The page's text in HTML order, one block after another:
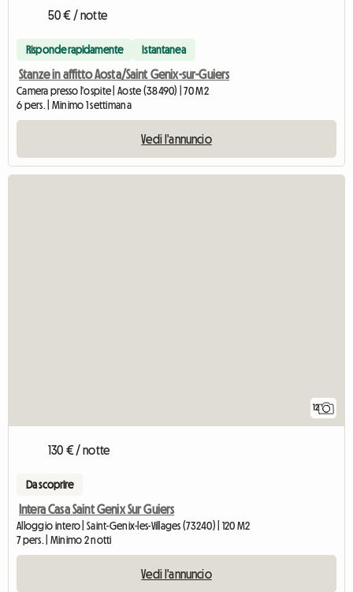
50 € / notte
Risponde rapidamente Istantanea
Stanze in affitto Aosta/Saint Genix-sur-Guiers
Camera presso l'ospite | Aoste (38490) | 70 M2
6 pers. | Minimo 1 settimana
Vedi l'annuncio
12
130 € / notte
Da scoprire
Intera Casa Saint Genix Sur Guiers
Alloggio intero | Saint-Genix-les-Villages (73240) | 120 M2
7 pers. | Minimo 2 notti
Vedi l'annuncio